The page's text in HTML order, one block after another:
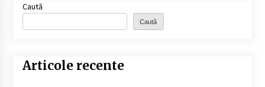
Caută
Caută
Articole recente